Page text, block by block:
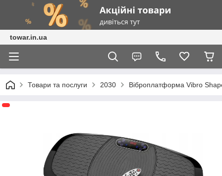
towar.in.ua
Товари та послуги 2030 Віброплатформа Vibro